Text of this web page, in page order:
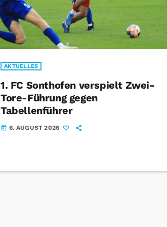
AKTUELLES
1. FC Sonthofen verspielt Zwei-
Tore-Führung gegen
Tabellenführer
today 6. AUGUST 2026